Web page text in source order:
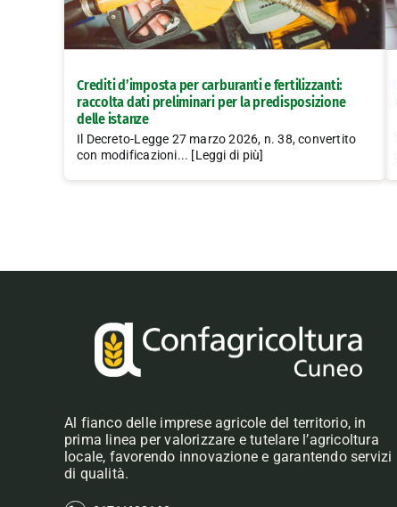
Crediti d’imposta per carburanti e fertilizzanti:
raccolta dati preliminari per la predisposizione
delle istanze
Il Decreto-Legge 27 marzo 2026, n. 38, convertito
con modificazioni... [Leggi di più]
Al fianco delle imprese agricole del territorio, in
prima linea per valorizzare e tutelare l’agricoltura
locale, favorendo innovazione e garantendo servizi
di qualità.